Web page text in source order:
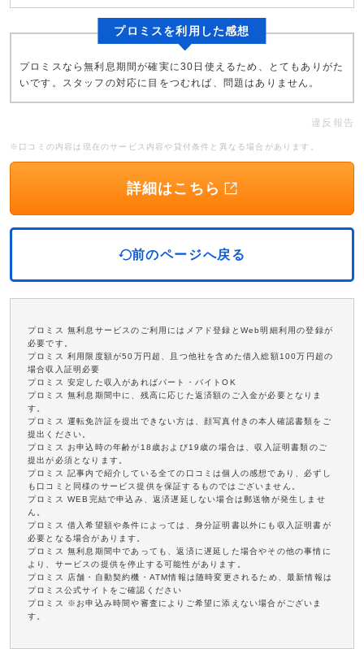
プロミスを利用した感想
プロミスなら無利息期間が確実に30日使えるため、とてもありがた
いです。スタッフの対応に目をつむれば、問題はありません。
違反報告
※口コミの内容は現在のサービス内容や貸付条件と異なる場合があります。
詳細はこちら
前のページへ戻る
プロミス 無利息サービスのご利用にはメアド登録とWeb明細利用の登録が
必要です。
プロミス 利用限度額が50万円超、且つ他社を含めた借入総額100万円超の
場合収入証明必要
プロミス 安定した収入があればパート・バイトOK
プロミス 無利息期間中に、残高に応じた返済額のご入金が必要となりま
す。
プロミス 運転免許証を提出できない方は、顔写真付きの本人確認書類をご
提出ください。
プロミス お申込時の年齢が18歳および19歳の場合は、収入証明書類のご
提出が必須となります。
プロミス 記事内で紹介している全ての口コミは個人の感想であり、必ずし
も口コミと同様のサービス提供を保証するものではございません。
プロミス WEB完結で申込み、返済遅延しない場合は郵送物が発生しませ
ん。
プロミス 借入希望額や条件によっては、身分証明書以外にも収入証明書が
必要となる場合があります。
プロミス 無利息期間中であっても、返済に遅延した場合やその他の事情に
より、サービスの提供を停止する可能性があります。
プロミス 店舗・自動契約機・ATM情報は随時変更されるため、最新情報は
プロミス公式サイトをご確認ください
プロミス ※お申込み時間や審査によりご希望に添えない場合がございま
す。